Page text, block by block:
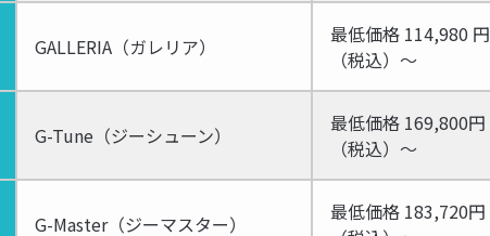
GALLERIA（ガレリア）
最低価格 114,980 円
（税込）～
G-Tune（ジーシューン）
最低価格 169,800円
（税込）～
G-Master（ジーマスター）
最低価格 183,720円